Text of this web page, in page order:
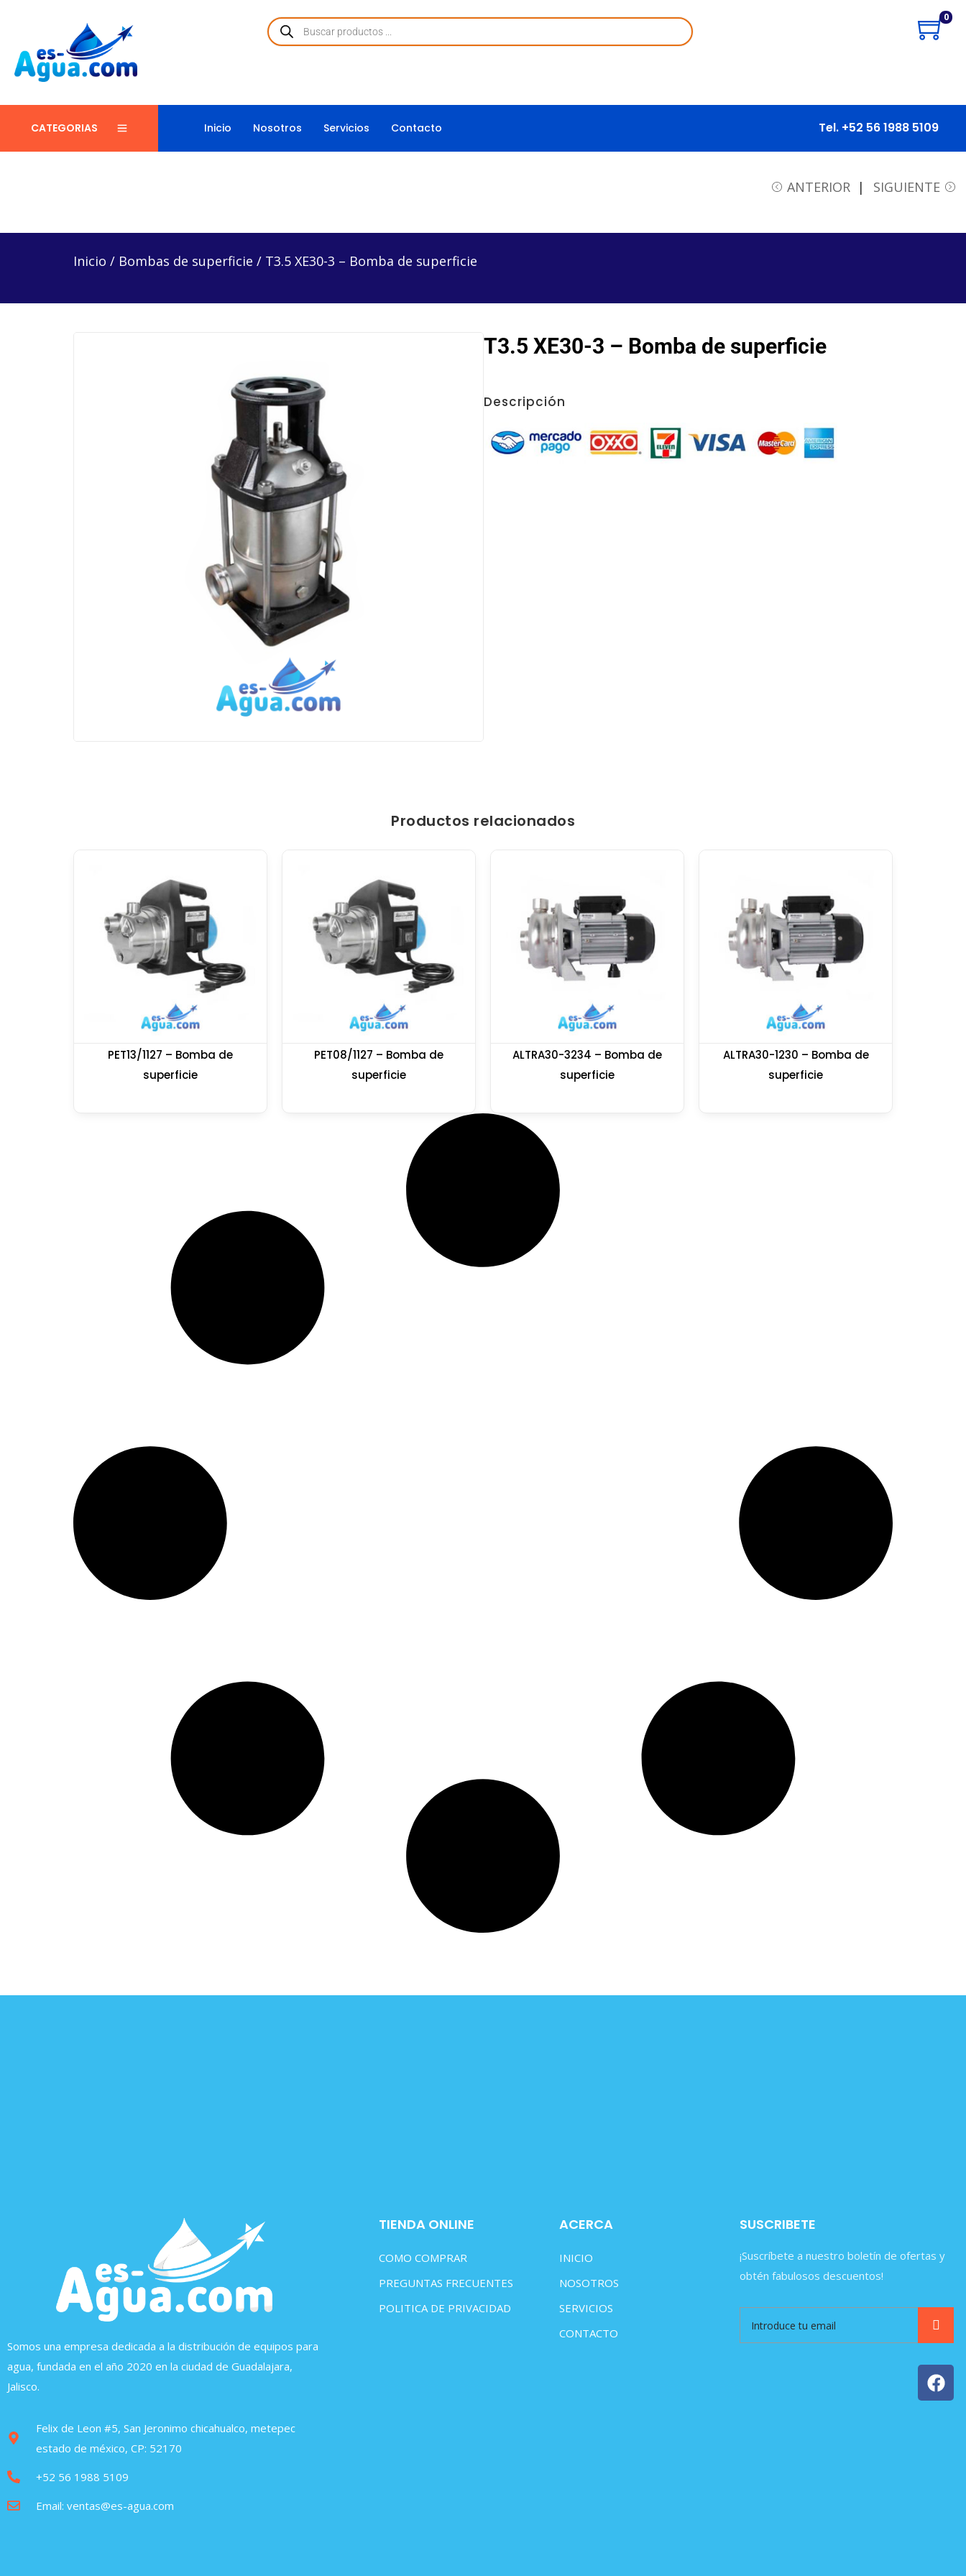
0
CATEGORIAS Inicio Nosotros Servicios Contacto Tel. +52 56 1988 5109
ANTERIOR SIGUIENTE
Inicio / Bombas de superficie / T3.5 XE30-3 – Bomba de superficie
T3.5 XE30-3 – Bomba de superficie
Descripción
Productos relacionados
PET13/1127 – Bomba de
superficie
PET08/1127 – Bomba de
superficie
ALTRA30-3234 – Bomba de
superficie
ALTRA30-1230 – Bomba de
superficie
Somos una empresa dedicada a la distribución de equipos para
agua, fundada en el año 2020 en la ciudad de Guadalajara,
Jalisco.
Felix de Leon #5, San Jeronimo chicahualco, metepec
estado de méxico, CP: 52170
+52 56 1988 5109
Email: ventas@es-agua.com
TIENDA ONLINE
COMO COMPRAR
PREGUNTAS FRECUENTES
POLITICA DE PRIVACIDAD
ACERCA
INICIO
NOSOTROS
SERVICIOS
CONTACTO
SUSCRIBETE
¡Suscríbete a nuestro boletín de ofertas y
obtén fabulosos descuentos!